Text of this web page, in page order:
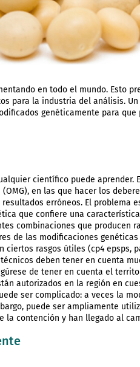
en todo el mundo. Esto
para la industria del análisis. Un
genéticamente para
científico puede aprender.
en las que hacer los
erróneos. El problema
que confiere una
combinaciones que producen
de las modificaciones
rasgos útiles (cp4 epsps,
deben tener en cuenta
de tener en cuenta el
autorizados en la región en
ser complicado: a veces la
puede ser ampliamente
la contención y han llegado al